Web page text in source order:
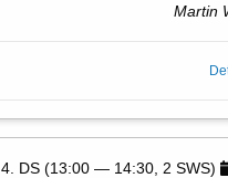
Martin
4. DS (13:00 — 14:30, 2 SWS)